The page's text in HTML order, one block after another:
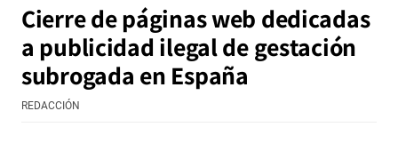
Cierre de páginas web dedicadas
a publicidad ilegal de gestación
subrogada en España
REDACCIÓN